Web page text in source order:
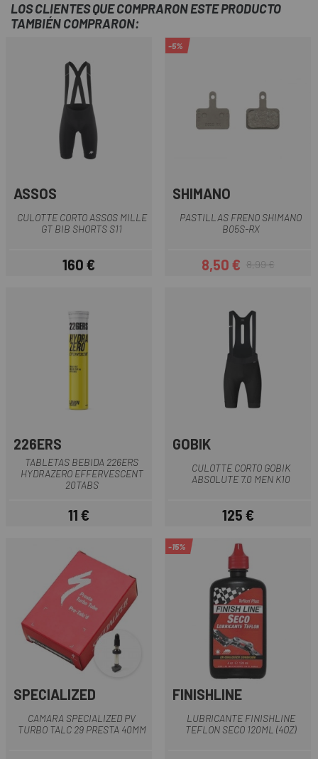
LOS CLIENTES QUE COMPRARON ESTE PRODUCTO
TAMBIÉN COMPRARON:
ASSOS
CULOTTE CORTO ASSOS MILLE
GT BIB SHORTS S11
Precio
160 €
-5%
SHIMANO
PASTILLAS FRENO SHIMANO
B05S-RX
Precio
8,50 €Precio regular
8,99 €
226ERS
TABLETAS BEBIDA 226ERS
HYDRAZERO EFFERVESCENT
20TABS
Precio
11 €
GOBIK
CULOTTE CORTO GOBIK
ABSOLUTE 7.0 MEN K10
Precio
125 €
SPECIALIZED
CAMARA SPECIALIZED PV
TURBO TALC 29 PRESTA 40MM
-15%
FINISHLINE
LUBRICANTE FINISHLINE
TEFLON SECO 120ML (4OZ)